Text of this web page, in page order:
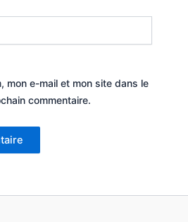
mon e-mail et mon site dans le
commentaire.